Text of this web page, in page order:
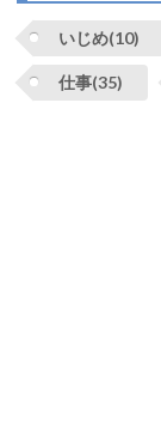
いじめ(10)
仕事(35)